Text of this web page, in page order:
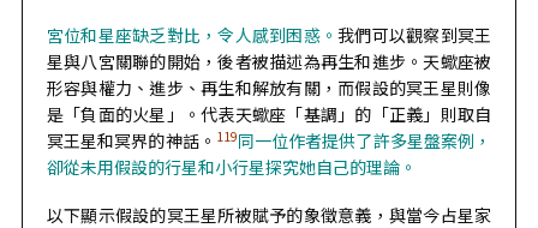
宮位和星座缺乏對比，令人感到困惑。我們可以觀察到冥王
星與八宮關聯的開始，後者被描述為再生和進步。天蠍座被
形容與權力、進步、再生和解放有關，而假設的冥王星則像
是「負面的火星」。代表天蠍座「基調」的「正義」則取自
冥王星和冥界的神話。 119同一位作者提供了許多星盤案例，
卻從未用假設的行星和小行星探究她自己的理論。
以下顯示假設的冥王星所被賦予的象徵意義，與當今占星家